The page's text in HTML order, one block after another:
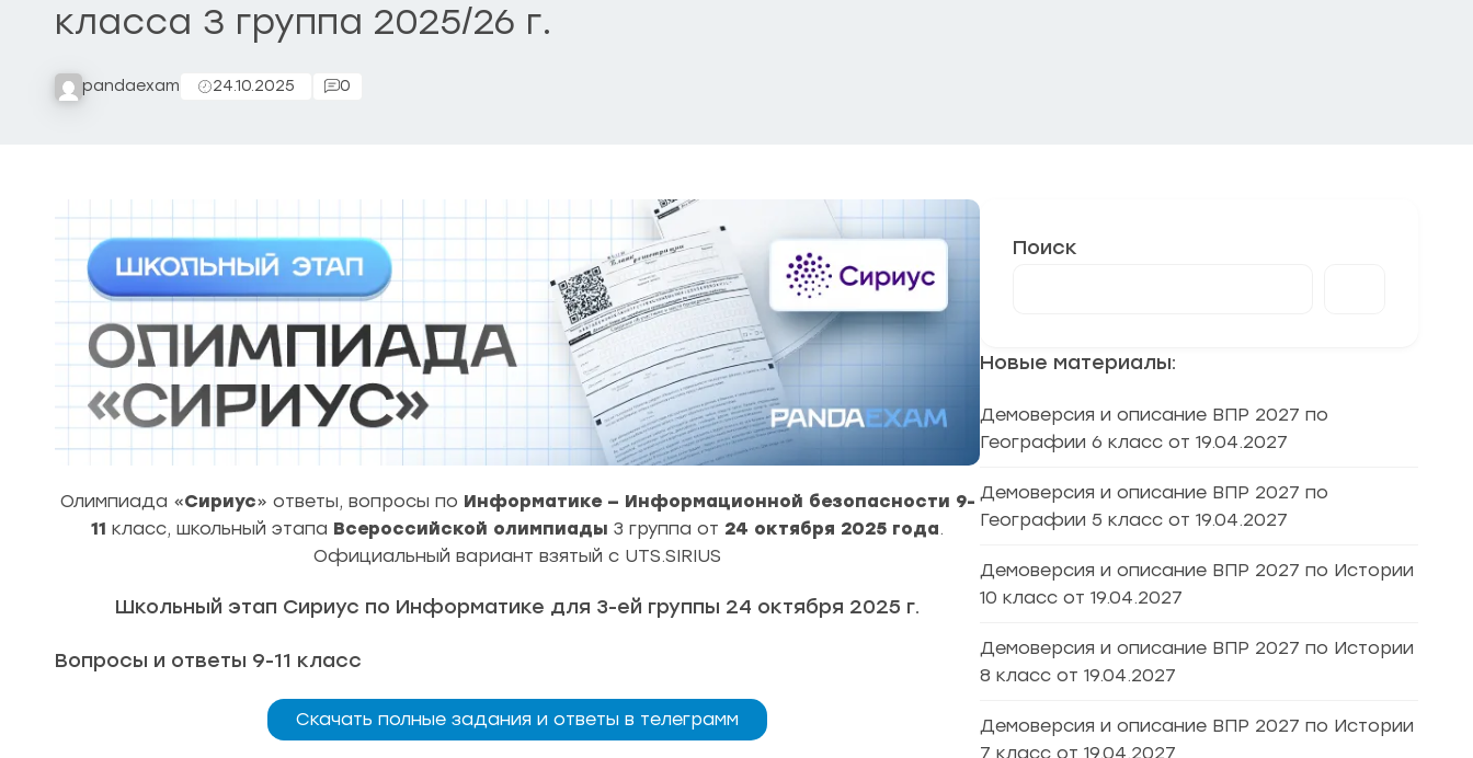
класса 3 группа 2025/26 г.
pandaexam 24.10.2025 0
Олимпиада «Сириус» ответы, вопросы по Информатике — Информационной безопасности 9-
11 класс, школьный этапа Всероссийской олимпиады 3 группа от 24 октября 2025 года.
Официальный вариант взятый с UTS.SIRIUS
Школьный этап Сириус по Информатике для 3-ей группы 24 октября 2025 г.
Вопросы и ответы 9-11 класс
Скачать полные задания и ответы в телеграмм
Поиск
Новые материалы:
Демоверсия и описание ВПР 2027 по
Географии 6 класс от 19.04.2027
Демоверсия и описание ВПР 2027 по
Географии 5 класс от 19.04.2027
Демоверсия и описание ВПР 2027 по Истории
10 класс от 19.04.2027
Демоверсия и описание ВПР 2027 по Истории
8 класс от 19.04.2027
Демоверсия и описание ВПР 2027 по Истории
7 класс от 19.04.2027